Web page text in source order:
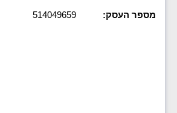
מספר העסק:
514049659